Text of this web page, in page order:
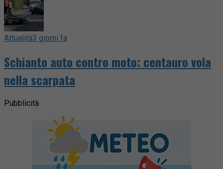
Attualità3 giorni fa
Schianto auto contro moto: centauro vola
nella scarpata
Pubblicità